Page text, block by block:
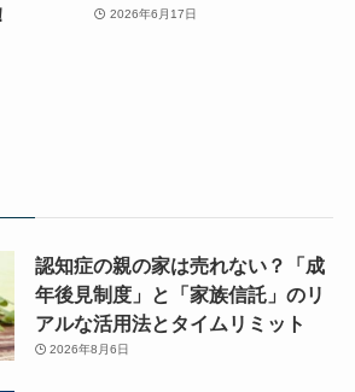
2026年6月17日
認知症の親の家は売れない？「成
年後見制度」と「家族信託」のリ
アルな活用法とタイムリミット
2026年8月6日